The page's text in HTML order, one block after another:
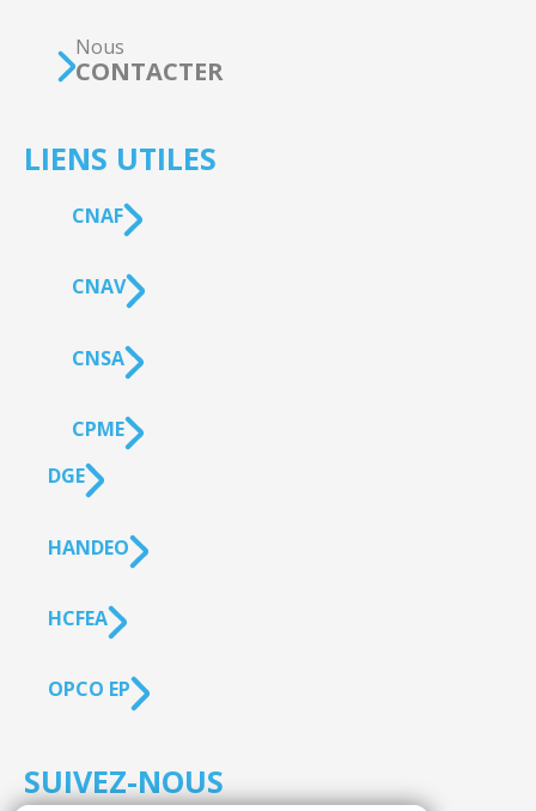
Nous
CONTACTER
LIENS UTILES
CNAF
CNAV
CNSA
CPME
DGE
HANDEO
HCFEA
OPCO EP
SUIVEZ-NOUS